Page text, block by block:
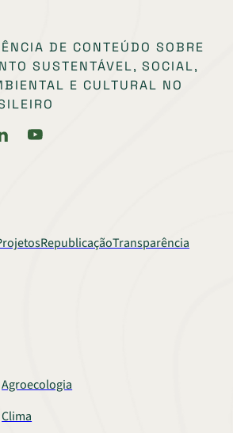
DE CONTEÚDO SOBRE
SUSTENTÁVEL, SOCIAL,
E CULTURAL NO
RepublicaçãoTransparência
Agroecologia
Clima